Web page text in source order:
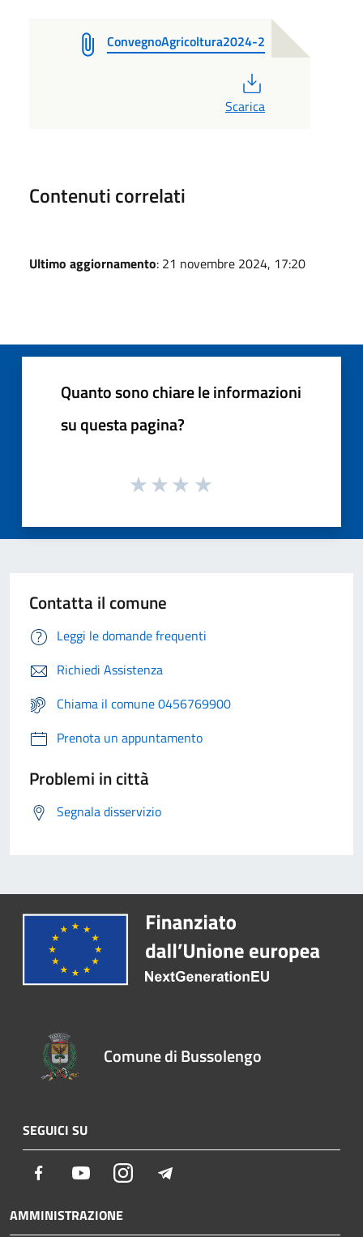
ConvegnoAgricoltura2024-2
Scarica
Contenuti correlati
Ultimo aggiornamento: 21 novembre 2024, 17:20
Quanto sono chiare le informazioni
su questa pagina?
Contatta il comune
Leggi le domande frequenti
Richiedi Assistenza
Chiama il comune 0456769900
Prenota un appuntamento
Problemi in città
Segnala disservizio
Comune di Bussolengo
SEGUICI SU
Facebook YoutubeInstagram
AMMINISTRAZIONE